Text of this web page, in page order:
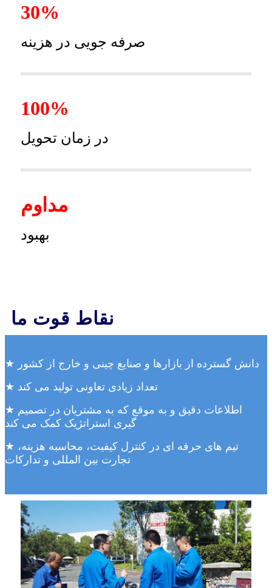
30%
صرفه جویی در هزینه
100%
در زمان تحویل
مداوم
بهبود
نقاط قوت ما
★ دانش گسترده از بازارها و صنایع چینی و خارج از کشور
★ تعداد زیادی تعاونی تولید می کند
★ اطلاعات دقیق و به موقع که به مشتریان در تصمیم
گیری استراتژیک کمک می کند
★ تیم های حرفه ای در کنترل کیفیت، محاسبه هزینه،
تجارت بین المللی و تدارکات